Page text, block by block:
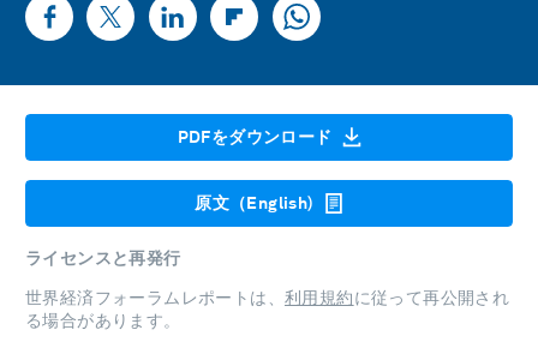
PDFをダウンロード
原文（English)
ライセンスと再発行
世界経済フォーラムレポートは、 利用規約に従って再公開され
る場合があります。